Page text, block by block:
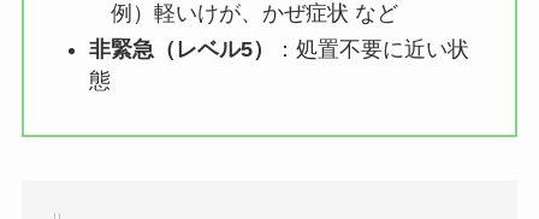
例）軽いけが、かぜ症状 など
非緊急（レベル5）
：処置不要に近い状
態